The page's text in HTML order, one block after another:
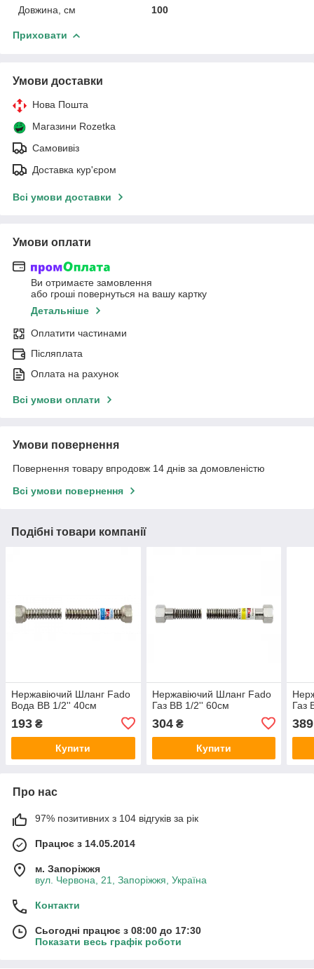
Довжина, см
100
Приховати
Умови доставки
Нова Пошта
Магазини Rozetka
Самовивіз
Доставка кур'єром
Всі умови доставки
Умови оплати
Ви отримаєте замовлення
або гроші повернуться на вашу картку
Детальніше
Оплатити частинами
Післяплата
Оплата на рахунок
Всі умови оплати
Умови повернення
Повернення товару впродовж 14 днів за домовленістю
Всі умови повернення
Подібні товари компанії
Нержавіючий Шланг Fado
Вода ВВ 1/2'' 40см
193 ₴
Купити
Нержавіючий Шланг Fado
Газ ВВ 1/2'' 60см
304₴
Купити
Газ
389
Про нас
97% позитивних з 104 відгуків за рік
Працює з 14.05.2014
м. Запоріжжя
вул. Червона, 21, Запоріжжя, Україна
Контакти
Сьогодні працює з 08:00 до 17:30
Показати весь графік роботи